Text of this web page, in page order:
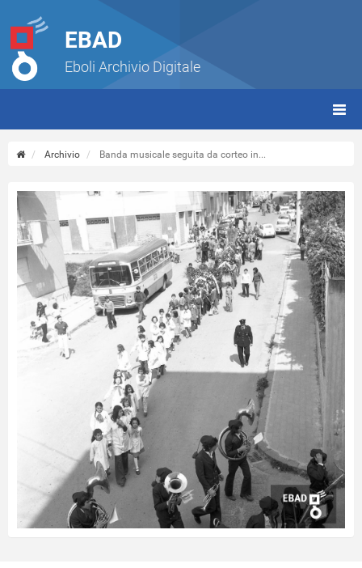
EBAD
Eboli Archivio Digitale
Archivio Banda musicale seguita da corteo in...